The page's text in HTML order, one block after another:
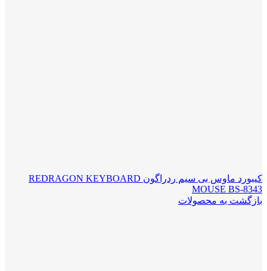
کیبورد ماوس بی سیم ردراگون REDRAGON KEYBOARD
MOUSE BS-8343
بازگشت به محصولات